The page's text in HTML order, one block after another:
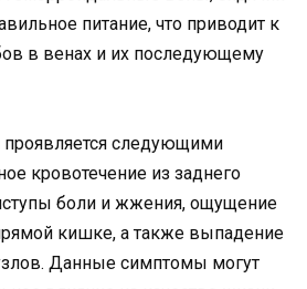
питание, что приводит к
в венах и их последующему
проявляется следующими
кровотечение из заднего
боли и жжения, ощущение
кишке, а также выпадение
Данные симптомы могут